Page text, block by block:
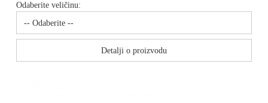
Odaberite veličinu:
Detalji o proizvodu